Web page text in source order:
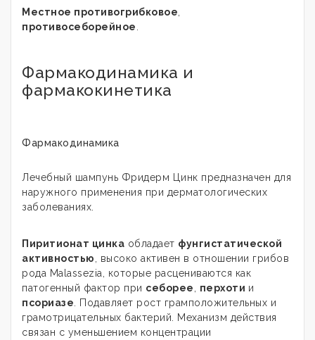
Местное противогрибковое
противосеборейное
Фармакодинамика и
фармакокинетика
Фармакодинамика
Лечебный шампунь Фридерм Цинк предназначен для
наружного применения при дерматологических
заболеваниях.
Пиритионат цинка обладает фунгистатической
активностью , высоко активен в отношении грибов
рода Malassezia, которые расцениваются как
патогенный фактор при себорее перхоти и
псориазе . Подавляет рост грамположительных и
грамотрицательных бактерий. Механизм действия
связан с уменьшением концентрации